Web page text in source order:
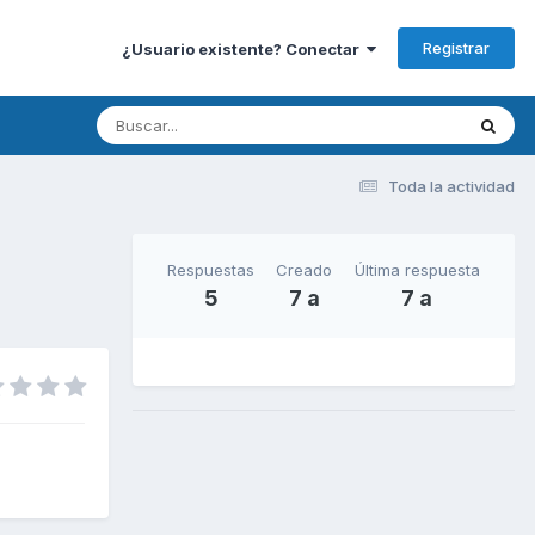
¿Usuario existente? Conectar Registrar
Toda la actividad
Respuestas
5
Creado
7 a
Última respuesta
7 a